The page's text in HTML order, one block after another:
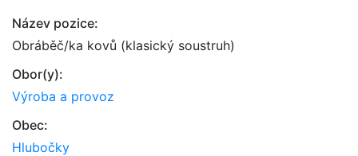
Název pozice:
Obráběč/ka kovů (klasický soustruh)
Obor(y):
Výroba a provoz
Obec:
Hlubočky